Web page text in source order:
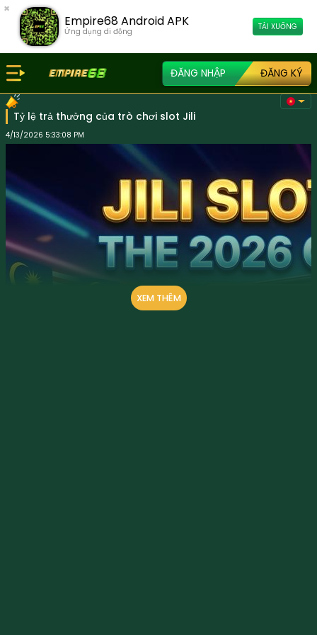
×
Empire68 Android APK
Ứng dụng di động TẢI XUỐNG
ĐĂNG NHẬP ĐĂNG KÝ
Tỷ lệ trả thưởng của trò chơi slot Jili
4/13/2026 5:33:08 PM
XEM THÊM